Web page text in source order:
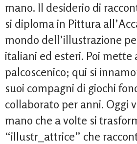
mano. Il desiderio di
si diploma in Pittura
mondo dell’illustrazione
italiani ed esteri. Poi mette
palcoscenico; qui si
suoi compagni di giochi
collaborato per anni. Oggi
mano che a volte si
“illustr_attrice” che